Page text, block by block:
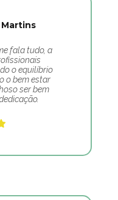
fala tudo, a
o equilíbrio
o bem estar
ser bem